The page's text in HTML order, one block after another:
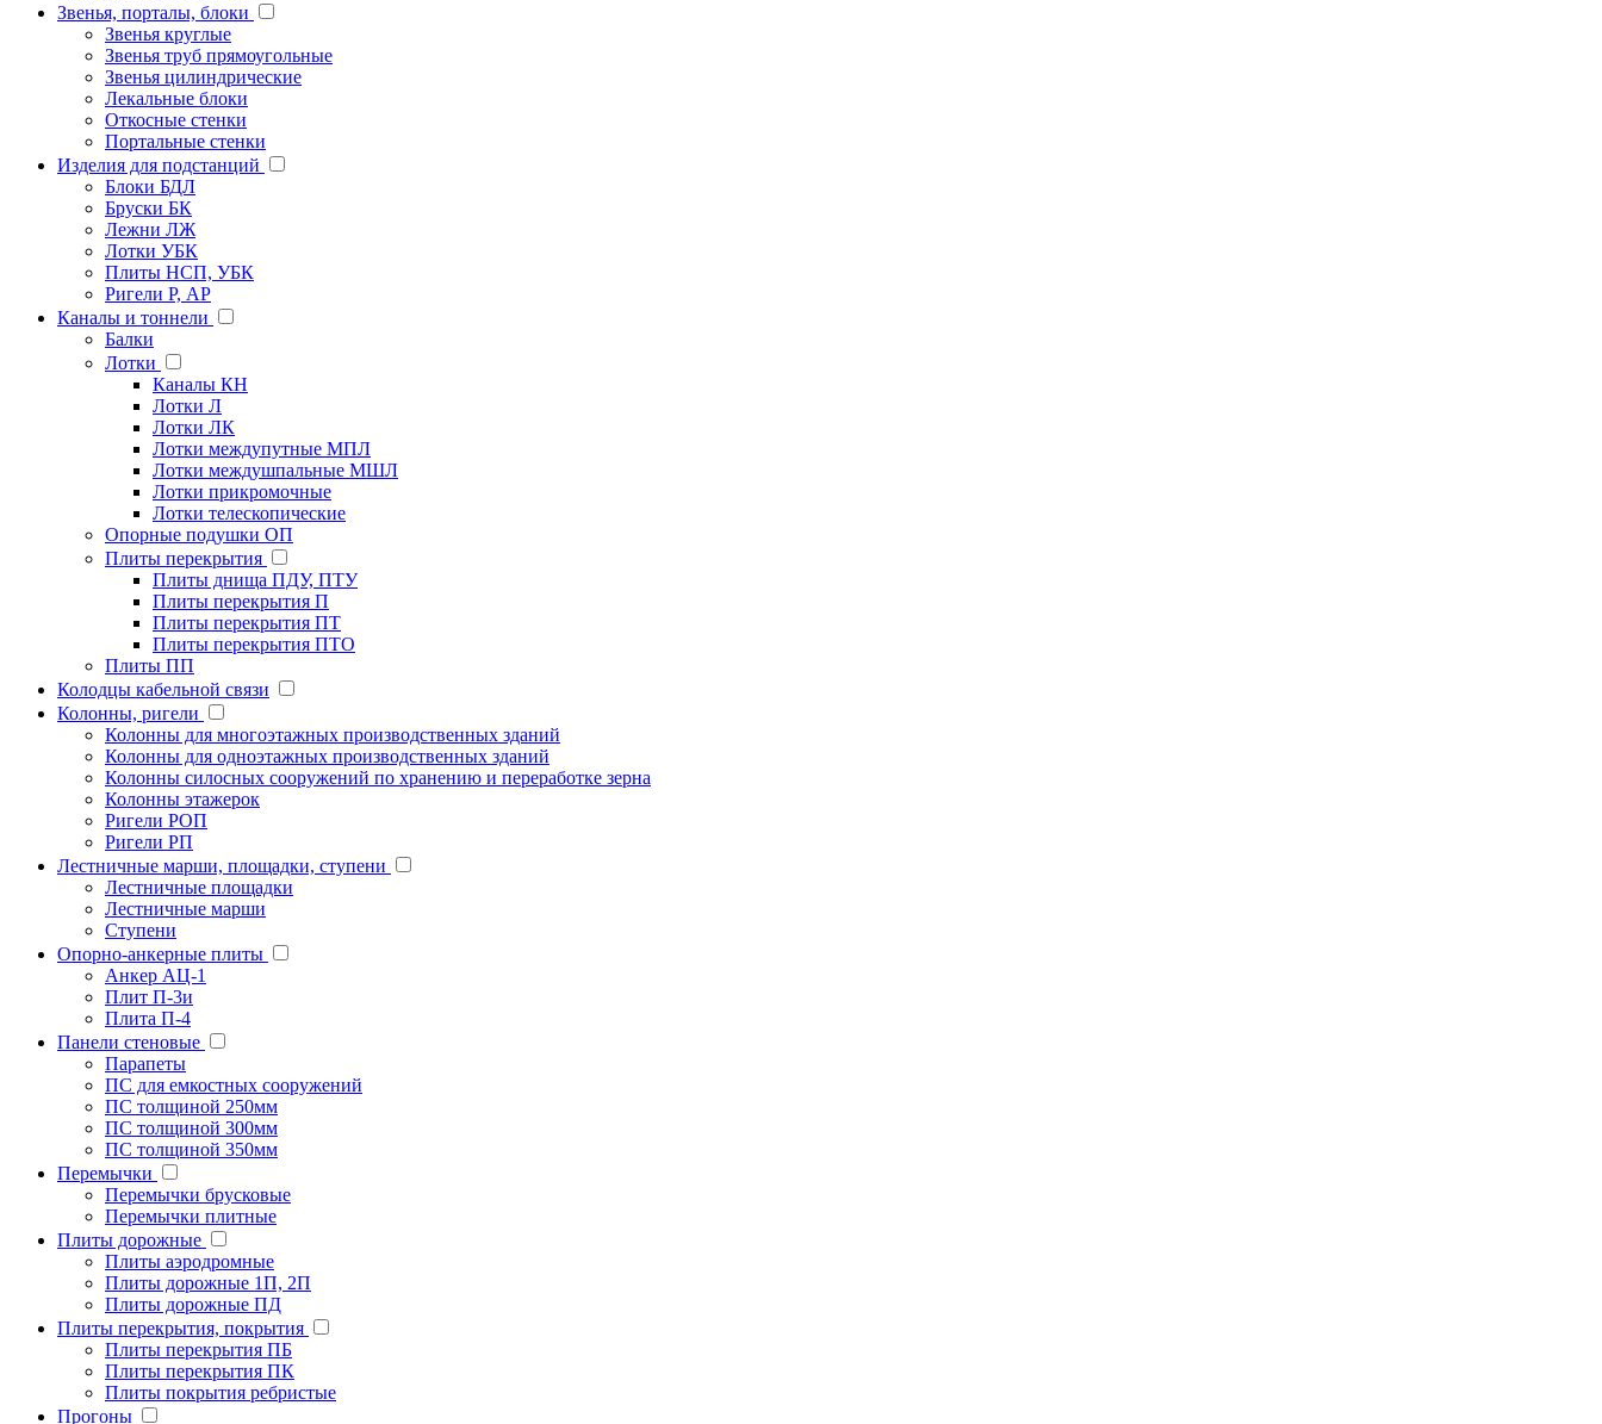
Звенья, порталы, блоки
Звенья круглые
Звенья труб прямоугольные
Звенья цилиндрические
Лекальные блоки
Откосные стенки
Портальные стенки
Изделия для подстанций
Блоки БДЛ
Бруски БК
Лежни ЛЖ
Лотки УБК
Плиты НСП, УБК
Ригели Р, АР
Каналы и тоннели
Балки
Лотки
Каналы КН
Лотки Л
Лотки ЛК
Лотки междупутные МПЛ
Лотки междушпальные МШЛ
Лотки прикромочные
Лотки телескопические
Опорные подушки ОП
Плиты перекрытия
Плиты днища ПДУ, ПТУ
Плиты перекрытия П
Плиты перекрытия ПТ
Плиты перекрытия ПТО
Плиты ПП
Колодцы кабельной связи
Колонны, ригели
Колонны для многоэтажных производственных зданий
Колонны для одноэтажных производственных зданий
Колонны силосных сооружений по хранению и переработке зерна
Колонны этажерок
Ригели РОП
Ригели РП
Лестничные марши, площадки, ступени
Лестничные площадки
Лестничные марши
Ступени
Опорно-анкерные плиты
Анкер АЦ-1
Плит П-3и
Плита П-4
Панели стеновые
Парапеты
ПС для емкостных сооружений
ПС толщиной 250мм
ПС толщиной 300мм
ПС толщиной 350мм
Перемычки
Перемычки брусковые
Перемычки плитные
Плиты дорожные
Плиты аэродромные
Плиты дорожные 1П, 2П
Плиты дорожные ПД
Плиты перекрытия, покрытия
Плиты перекрытия ПБ
Плиты перекрытия ПК
Плиты покрытия ребристые
Прогоны